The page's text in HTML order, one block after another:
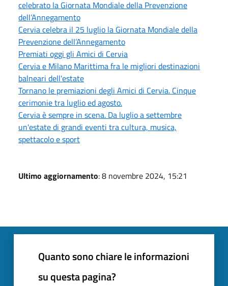
celebrato la Giornata Mondiale della Prevenzione
dell’Annegamento
Cervia celebra il 25 luglio la Giornata Mondiale della
Prevenzione dell’Annegamento
Premiati oggi gli Amici di Cervia
Cervia e Milano Marittima fra le migliori destinazioni
balneari dell'estate
Tornano le premiazioni degli Amici di Cervia. Cinque
cerimonie tra luglio ed agosto.
Cervia è sempre in scena. Da luglio a settembre
un'estate di grandi eventi tra cultura, musica,
spettacolo e sport
Ultimo aggiornamento: 8 novembre 2024, 15:21
Quanto sono chiare le informazioni
su questa pagina?